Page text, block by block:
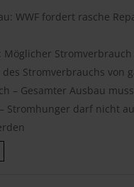
WWF fordert rasche
Möglicher
Stromverbrauchs von
– Gesamter Ausbau
Stromhunger darf nicht